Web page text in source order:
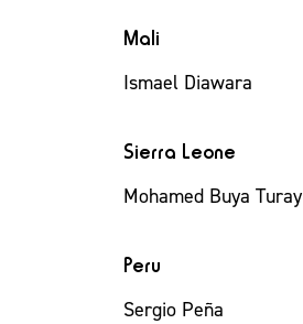
Mali
Ismael Diawara
Sierra Leone
Mohamed Buya Turay
Peru
Sergio Peña